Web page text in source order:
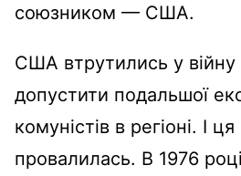
союзником — США.
США втрутились у
допустити подальшої
комуністів в регіоні. І ця
провалилась. В 1976